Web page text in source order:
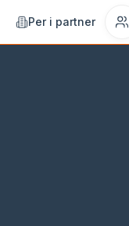
Per i partner